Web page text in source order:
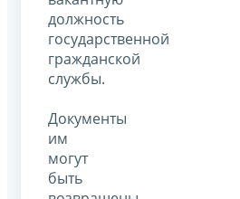
должность
государственной
гражданской
службы.
Документы
им
могут
быть